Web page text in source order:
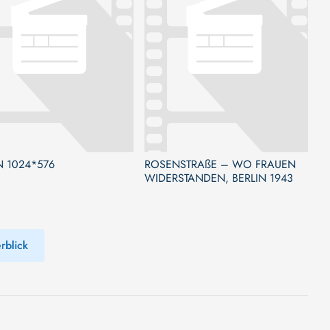
1024*576
ROSENSTRAßE – WO FRAUEN
WIDERSTANDEN, BERLIN 1943